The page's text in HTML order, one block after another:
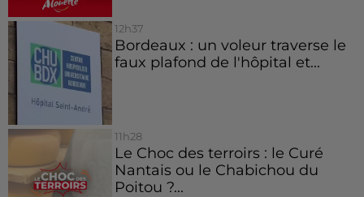
12h37
Bordeaux : un voleur traverse le
faux plafond de l'hôpital et...
11h28
Le Choc des terroirs : le Curé
Nantais ou le Chabichou du
Poitou ?...